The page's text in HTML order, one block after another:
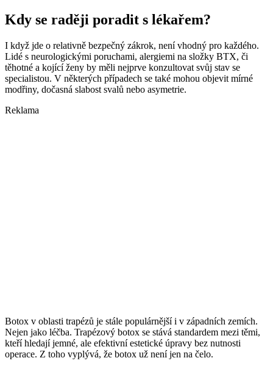
Kdy se raději poradit s lékařem?
I když jde o relativně bezpečný zákrok, není vhodný pro každého.
Lidé s neurologickými poruchami, alergiemi na složky BTX, či
těhotné a kojící ženy by měli nejprve konzultovat svůj stav se
specialistou. V některých případech se také mohou objevit mírné
modřiny, dočasná slabost svalů nebo asymetrie.
Reklama
Botox v oblasti trapézů je stále populárnější i v západních zemích.
Nejen jako léčba. Trapézový botox se stává standardem mezi těmi,
kteří hledají jemné, ale efektivní estetické úpravy bez nutnosti
operace. Z toho vyplývá, že botox už není jen na čelo.